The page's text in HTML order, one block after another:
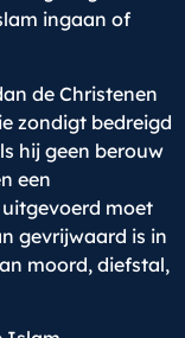
ingaan of
de Christenen
zondigt bedreigd
hij geen berouw
een
moet
gevrijwaard is in
moord, diefstal,